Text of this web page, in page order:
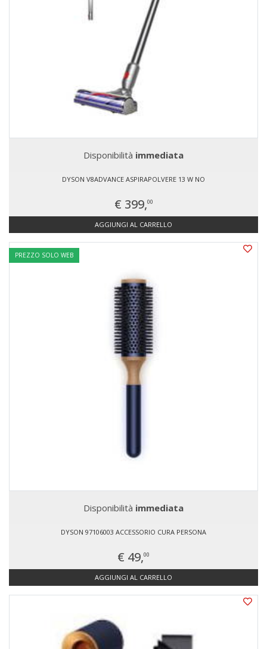
Disponibilità immediata
DYSON V8ADVANCE ASPIRAPOLVERE 13 W NO
€ 399,00
AGGIUNGI AL CARRELLO
PREZZO SOLO WEB
Disponibilità immediata
DYSON 97106003 ACCESSORIO CURA PERSONA
€ 49,00
AGGIUNGI AL CARRELLO